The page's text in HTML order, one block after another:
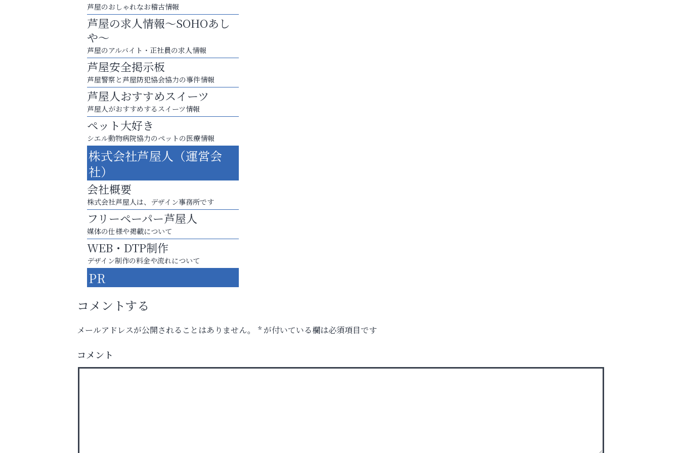
梅雨でカビが繁殖する前に！
エアコン掃除は“今”が最適
整体院エスコート・芦屋サロ
ン
猫背･側弯、背骨の歪みを
整えませんか？
芦屋のおしゃれなお稽古情報
芦屋の求人情報～SOHOあし
や～
芦屋のアルバイト・正社員の求人情報
芦屋安全掲示板
芦屋警察と芦屋防犯協会協力の事件情報
芦屋人おすすめスイーツ
芦屋人がおすすめするスイーツ情報
ペット大好き
シエル動物病院協力のペットの医療情報
株式会社芦屋人（運営会
社）
会社概要
株式会社芦屋人は、デザイン事務所です
フリーペーパー芦屋人
媒体の仕様や掲載について
WEB・DTP制作
デザイン制作の料金や流れについて
PR
コメントする
メールアドレスが公開されることはありません。 *が付いている欄は必須項目です
コメント